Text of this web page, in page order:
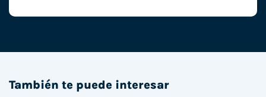
También te puede interesar